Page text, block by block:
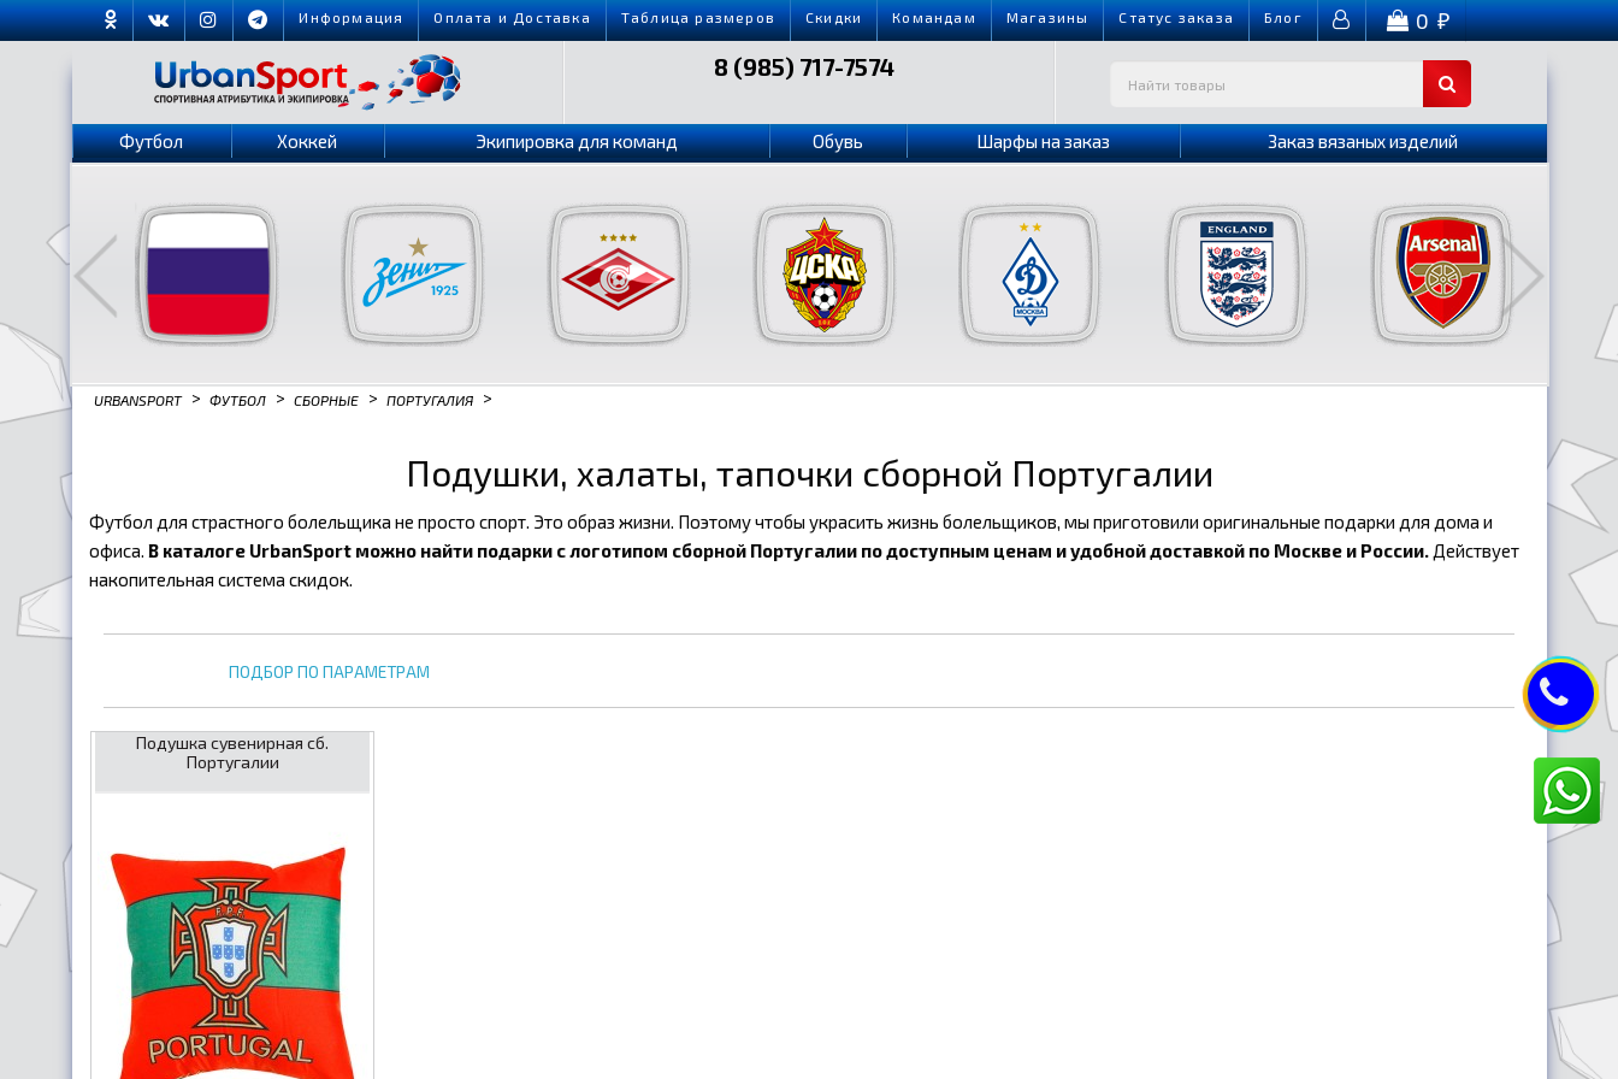
Информация Оплата и Доставка Таблица размеров Скидки Командам Магазины Cтатус заказа Блог 0₽
8 (985) 717-7574
Футбол Хоккей Экипировка для команд Обувь Шарфы на заказ Заказ вязаных изделий
URBANSPORT > ФУТБОЛ > СБОРНЫЕ > ПОРТУГАЛИЯ >
Подушки, халаты, тапочки сборной Португалии
Футбол для страстного болельщика не просто спорт. Это образ жизни. Поэтому чтобы украсить жизнь болельщиков, мы приготовили оригинальные подарки для дома и
офиса. В каталоге UrbanSport можно найти подарки с логотипом сборной Португалии по доступным ценам и удобной доставкой по Москве и России. Действует
накопительная система скидок.
ПОДБОР ПО ПАРАМЕТРАМ
Подушка сувенирная сб.
Португалии